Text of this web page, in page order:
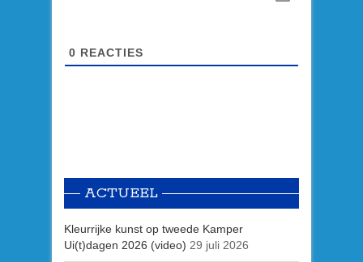
0 REACTIES
ACTUEEL
Kleurrijke kunst op tweede Kamper
Ui(t)dagen 2026 (video) 29 juli 2026